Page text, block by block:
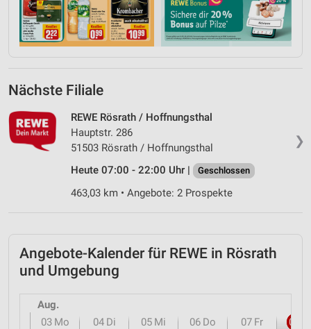
Nächste Filiale
❯
REWE Rösrath / Hoffnungsthal
Hauptstr. 286
51503 Rösrath / Hoffnungsthal
Heute 07:00 - 22:00 Uhr |
Geschlossen
463,03 km • Angebote: 2 Prospekte
Angebote-Kalender für REWE in Rösrath
und Umgebung
Aug.
03 Mo 04 Di 05 Mi 06 Do 07 Fr 08